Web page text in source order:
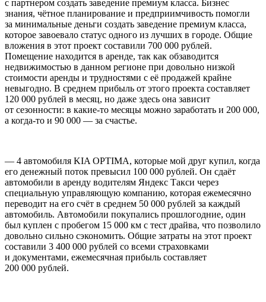
с партнером создать заведение премиум класса. Бизнес
знания, чётное планирование и предприимчивость помогли
за минимальные деньги создать заведение премиум класса,
которое завоевало статус одного из лучших в городе. Общие
вложения в этот проект составили 700 000 рублей.
Помещение находится в аренде, так как обзаводится
недвижимостью в данном регионе при довольно низкой
стоимости аренды и трудностями с её продажей крайне
невыгодно. В среднем прибыль от этого проекта составляет
120 000 рублей в месяц, но даже здесь она зависит
от сезонности: в какие-то месяцы можно заработать и 200 000,
а когда-то и 90 000 — за счастье.
— 4 автомобиля KIA OPTIMA, которые мой друг купил, когда
его денежный поток превысил 100 000 рублей. Он сдаёт
автомобили в аренду водителям Яндекс Такси через
специальную управляющую компанию, которая ежемесячно
переводит на его счёт в среднем 50 000 рублей за каждый
автомобиль. Автомобили покупались прошлогодние, один
был куплен с пробегом 15 000 км с тест драйва, что позволило
довольно сильно сэкономить. Общие затраты на этот проект
составили 3 400 000 рублей со всеми страховками
и документами, ежемесячная прибыль составляет
200 000 рублей.